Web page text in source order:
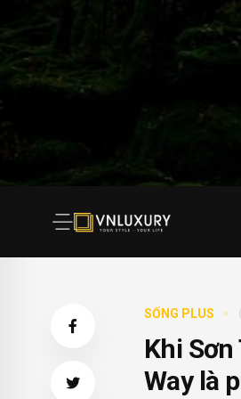
SỐNG PLUS
Khi
Way là